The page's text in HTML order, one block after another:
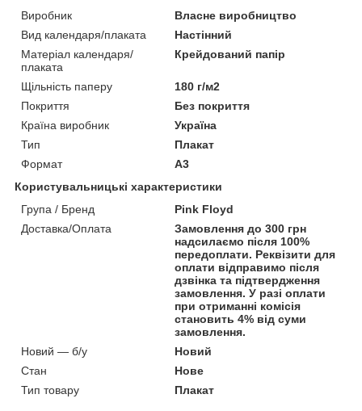
Виробник
Власне виробництво
Вид календаря/плаката
Настінний
Матеріал календаря/
плаката
Крейдований папір
Щільність паперу
180 г/м2
Покриття
Без покриття
Країна виробник
Україна
Тип
Плакат
Формат
A3
Користувальницькі характеристики
Група / Бренд
Pink Floyd
Доставка/Оплата
Замовлення до 300 грн
надсилаємо після 100%
передоплати. Реквізити для
оплати відправимо після
дзвінка та підтвердження
замовлення. У разі оплати
при отриманні комісія
становить 4% від суми
замовлення.
Новий — б/у
Новий
Стан
Нове
Тип товару
Плакат